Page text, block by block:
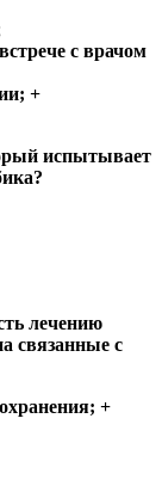
с врачом
+
испытывает
лечению
связанные с
+